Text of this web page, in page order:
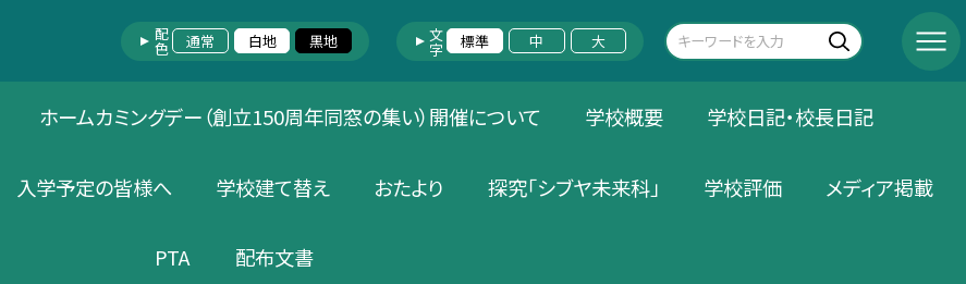
配色 通常 白地 黒地 文字 標準 中 大
ホームカミングデー（創立150周年同窓の集い）開催について 学校概要 学校日記・校長日記
入学予定の皆様へ 学校建て替え おたより 探究「シブヤ未来科」 学校評価 メディア掲載
PTA 配布文書